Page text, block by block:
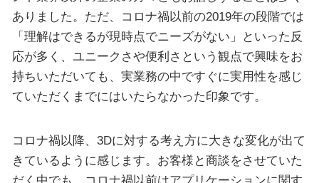
ありました。ただ、コロナ禍以前の2019年の段階では
「理解はできるが現時点でニーズがない」といった反
応が多く、ユニークさや便利さという観点で興味をお
持ちいただいても、実業務の中ですぐに実用性を感じ
ていただくまでにはいたらなかった印象です。
コロナ禍以降、3Dに対する考え方に大きな変化が出て
きているように感じます。お客様と商談をさせていた
だく中でも、コロナ禍以前はアプリケーションに関す